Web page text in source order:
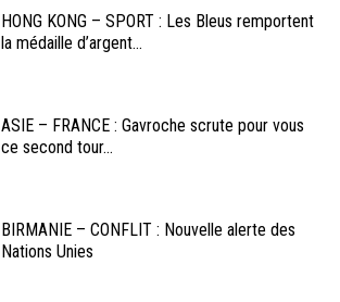
HONG KONG – SPORT : Les Bleus remportent
la médaille d’argent...
ASIE – FRANCE : Gavroche scrute pour vous
ce second tour...
BIRMANIE – CONFLIT : Nouvelle alerte des
Nations Unies